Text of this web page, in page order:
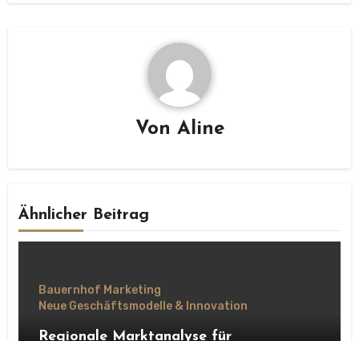
Von Aline
Ähnlicher Beitrag
Bauernhof Marketing
Neue Geschäftsmodelle & Innovation
Regionale Marktanalyse für